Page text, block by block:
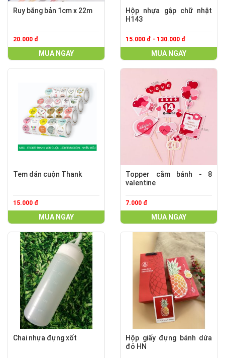
Ruy băng bản 1cm x 22m
20.000 đ
MUA NGAY
Hộp nhựa gập chữ nhật
H143
15.000 đ - 130.000 đ
MUA NGAY
Tem dán cuộn Thank
15.000 đ
MUA NGAY
Topper cắm bánh - 8
valentine
7.000 đ
MUA NGAY
Chai nhựa đựng xốt
Hộp giấy đựng bánh dứa
đỏ HN